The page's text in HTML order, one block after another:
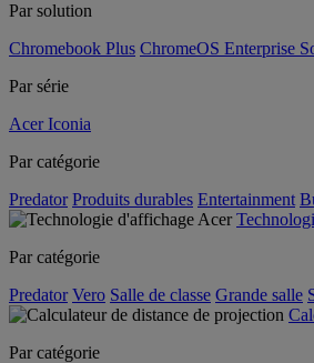
Par solution
Chromebook Plus ChromeOS Enterprise
Par série
Acer Iconia
Par catégorie
Predator Produits durables Entertainment
Par catégorie
Predator Vero Salle de classe Grande salle
Par catégorie